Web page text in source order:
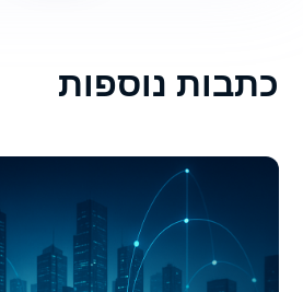
כתבות נוספות